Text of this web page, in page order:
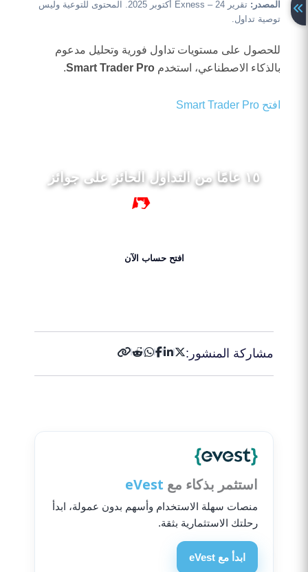
المصدر:
تقرير Exness – 24 أكتوبر 2025. المحتوى للتوعية وليس
توصية تداول.
للحصول على مستويات تداول فورية وتحليل مدعوم
بالذكاء الاصطناعي، استخدم Smart Trader Pro
.
افتح Smart Trader Pro
١٥ عامًا من التداول الحائز على جوائز
افتح حساب الآن
مشاركة المنشور:
استثمر بذكاء مع eVest
منصات سهلة الاستخدام وأسهم بدون عمولة، ابدأ
رحلتك الاستثمارية بثقة.
ابدأ مع eVest